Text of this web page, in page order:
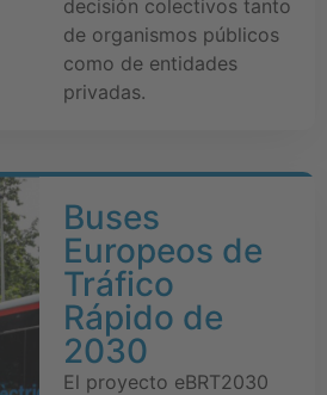
decisión colectivos tanto
de organismos públicos
como de entidades
privadas.
Buses
Europeos de
Tráfico
Rápido de
2030
El proyecto eBRT2030